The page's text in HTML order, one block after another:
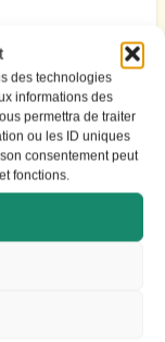
des technologies
informations des
permettra de traiter
ou les ID uniques
consentement peut
fonctions.